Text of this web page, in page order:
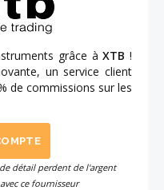
grâce àXTB !
un service client
de commissions sur les
détail perdent de l'argent
ce fournisseur